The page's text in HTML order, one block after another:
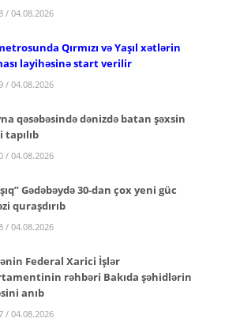
/ 04.08.2026
Qırmızı və Yaşıl xətlərin
layihəsinə start verilir
/ 04.08.2026
qəsəbəsində dənizdə batan şəxsin
/ 04.08.2026
Gədəbəydə 30-dan çox yeni güc
quraşdırıb
/ 04.08.2026
Federal Xarici İşlər
rəhbəri Bakıda şəhidlərin
anıb
/ 04.08.2026